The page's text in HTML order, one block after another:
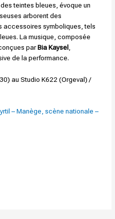
teintes bleues, évoque un
arborent des
accessoires symboliques, tels
La musique, composée
parBia Kaysel
de la performance.
au Studio K622 (Orgeval) /
– Manège, scène nationale –